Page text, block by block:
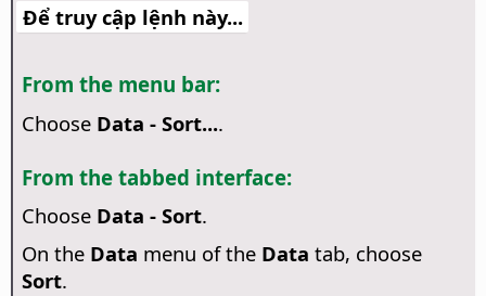
Để truy cập lệnh này...
From the menu bar:
Choose Data - Sort....
From the tabbed interface:
Choose Data - Sort.
On the Data menu of the Data tab, choose
Sort.